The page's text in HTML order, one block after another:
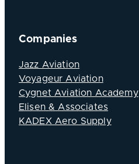
Companies
Jazz Aviation
Voyageur Aviation
Cygnet Aviation Academy
Elisen & Associates
KADEX Aero Supply